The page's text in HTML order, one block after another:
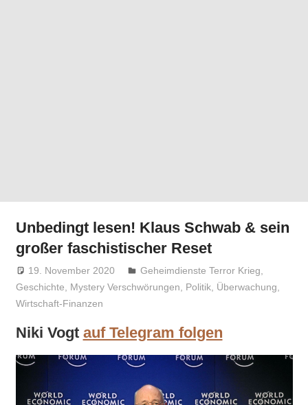
Unbedingt lesen! Klaus Schwab & sein
großer faschistischer Reset
19. November 2020 Niki Vogt
Geheimdienste Terror Krieg,
Geschichte, Mystery Verschwörungen, Politik, Überwachung,
Wirtschaft-Finanzen
Niki Vogt auf Telegram folgen